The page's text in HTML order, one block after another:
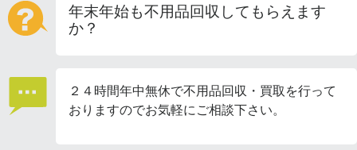
年末年始も不用品回収してもらえます
か？
２４時間年中無休で不用品回収・買取を行って
おりますのでお気軽にご相談下さい。